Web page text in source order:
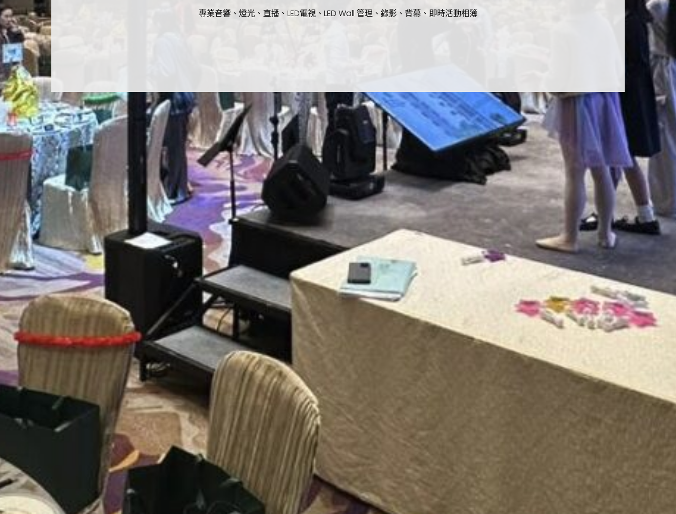
專業音響、燈光、直播、LED電視、LED Wall 管理、錄影、背幕、即時活動相簿